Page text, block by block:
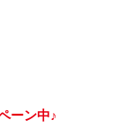
ーン中♪